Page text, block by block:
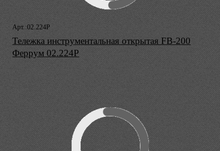
Арт.:02.224P
Тележка инструментальная открытая FB-200
Феррум 02.224P